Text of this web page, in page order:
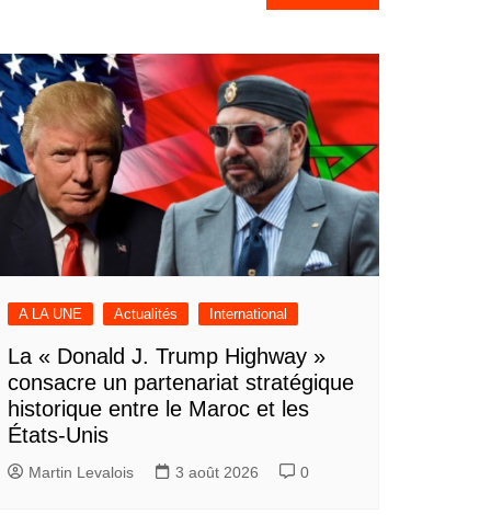
A LA UNE Actualités International
La « Donald J. Trump Highway »
consacre un partenariat stratégique
historique entre le Maroc et les
États-Unis
Martin Levalois 3 août 2026 0